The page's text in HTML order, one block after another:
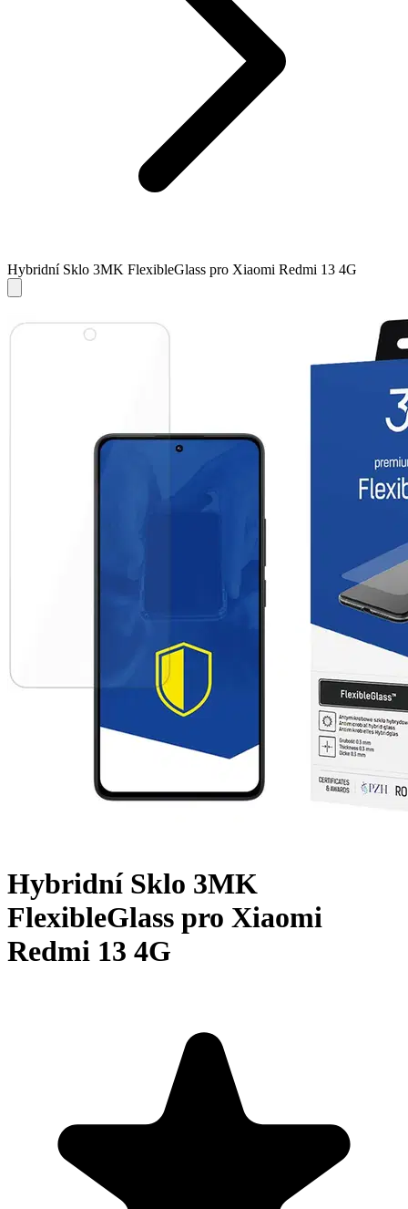
Hybridní Sklo 3MK FlexibleGlass pro Xiaomi Redmi 13 4G
Hybridní Sklo 3MK
FlexibleGlass pro Xiaomi
Redmi 13 4G